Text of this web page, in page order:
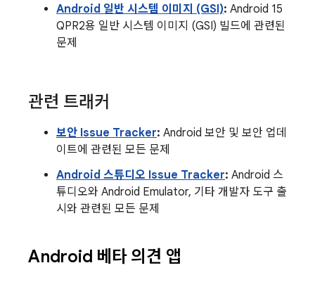
Android 일반 시스템 이미지 (GSI): Android 15
QPR2용 일반 시스템 이미지 (GSI) 빌드에 관련된
문제
관련 트래커
보안 Issue Tracker: Android 보안 및 보안 업데
이트에 관련된 모든 문제
Android 스튜디오 Issue Tracker: Android 스
튜디오와 Android Emulator, 기타 개발자 도구 출
시와 관련된 모든 문제
Android 베타 의견 앱